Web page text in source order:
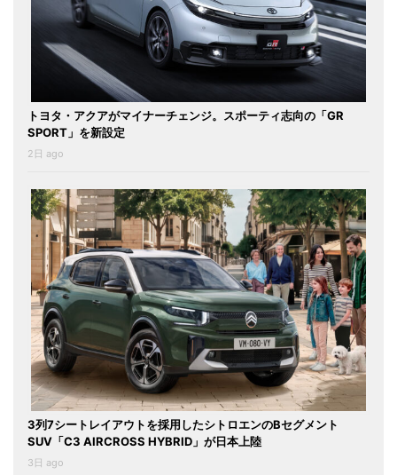
トヨタ・アクアがマイナーチェンジ。スポーティ志向の「GR
SPORT」を新設定
2日 ago
3列7シートレイアウトを採用したシトロエンのBセグメント
SUV「C3 AIRCROSS HYBRID」が日本上陸
3日 ago